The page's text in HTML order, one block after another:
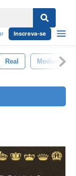
Inscreva-se
Real Medieval